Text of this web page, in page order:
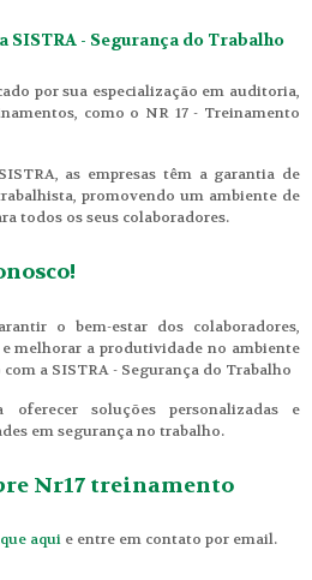
SISTRA - Segurança do Trabalho
por sua especialização em auditoria,
como o NR 17 - Treinamento
as empresas têm a garantia de
promovendo um ambiente de
todos os seus colaboradores.
o bem-estar dos colaboradores,
melhorar a produtividade no ambiente
a SISTRA - Segurança do Trabalho
oferecer soluções personalizadas e
em segurança no trabalho.
Nr17 treinamento
aqui e entre em contato por email.